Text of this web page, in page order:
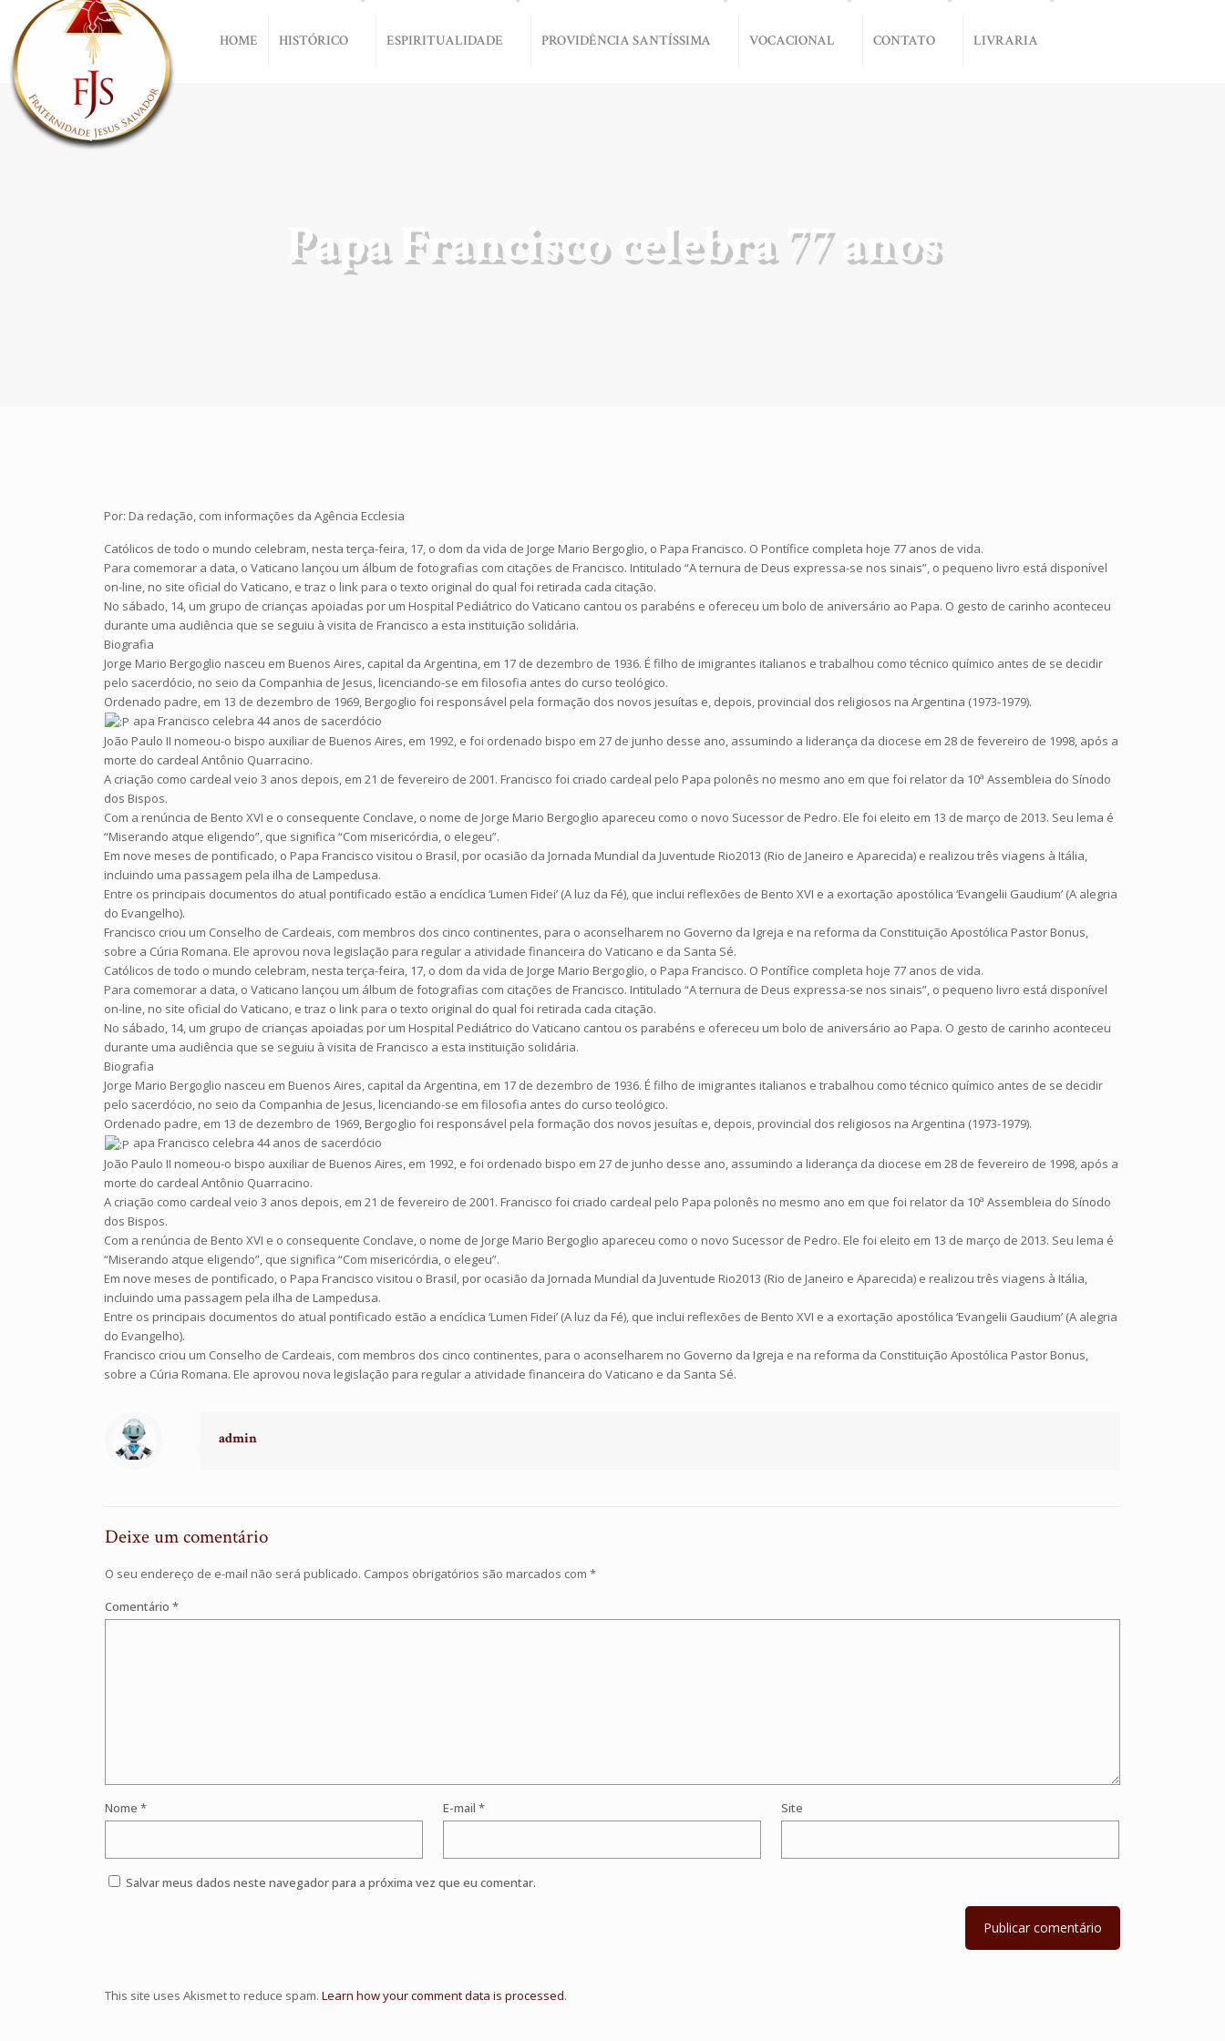
HOME HISTÓRICO ESPIRITUALIDADE PROVIDÊNCIA SANTÍSSIMA VOCACIONAL CONTATO LIVRARIA
Papa Francisco celebra 77 anos
Por: Da redação, com informações da Agência Ecclesia
Católicos de todo o mundo celebram, nesta terça-feira, 17, o dom da vida de Jorge Mario Bergoglio, o Papa Francisco. O Pontífice completa hoje 77 anos de vida.
Para comemorar a data, o Vaticano lançou um álbum de fotografias com citações de Francisco. Intitulado “A ternura de Deus expressa-se nos sinais”, o pequeno livro está disponível
on-line, no site oficial do Vaticano, e traz o link para o texto original do qual foi retirada cada citação.
No sábado, 14, um grupo de crianças apoiadas por um Hospital Pediátrico do Vaticano cantou os parabéns e ofereceu um bolo de aniversário ao Papa. O gesto de carinho aconteceu
durante uma audiência que se seguiu à visita de Francisco a esta instituição solidária.
Biografia
Jorge Mario Bergoglio nasceu em Buenos Aires, capital da Argentina, em 17 de dezembro de 1936. É filho de imigrantes italianos e trabalhou como técnico químico antes de se decidir
pelo sacerdócio, no seio da Companhia de Jesus, licenciando-se em filosofia antes do curso teológico.
Ordenado padre, em 13 de dezembro de 1969, Bergoglio foi responsável pela formação dos novos jesuítas e, depois, provincial dos religiosos na Argentina (1973-1979).
apa Francisco celebra 44 anos de sacerdócio
João Paulo II nomeou-o bispo auxiliar de Buenos Aires, em 1992, e foi ordenado bispo em 27 de junho desse ano, assumindo a liderança da diocese em 28 de fevereiro de 1998, após a
morte do cardeal Antônio Quarracino.
A criação como cardeal veio 3 anos depois, em 21 de fevereiro de 2001. Francisco foi criado cardeal pelo Papa polonês no mesmo ano em que foi relator da 10ª Assembleia do Sínodo
dos Bispos.
Com a renúncia de Bento XVI e o consequente Conclave, o nome de Jorge Mario Bergoglio apareceu como o novo Sucessor de Pedro. Ele foi eleito em 13 de março de 2013. Seu lema é
“Miserando atque eligendo”, que significa “Com misericórdia, o elegeu”.
Em nove meses de pontificado, o Papa Francisco visitou o Brasil, por ocasião da Jornada Mundial da Juventude Rio2013 (Rio de Janeiro e Aparecida) e realizou três viagens à Itália,
incluindo uma passagem pela ilha de Lampedusa.
Entre os principais documentos do atual pontificado estão a encíclica ‘Lumen Fidei’ (A luz da Fé), que inclui reflexões de Bento XVI e a exortação apostólica ‘Evangelii Gaudium’ (A alegria
do Evangelho).
Francisco criou um Conselho de Cardeais, com membros dos cinco continentes, para o aconselharem no Governo da Igreja e na reforma da Constituição Apostólica Pastor Bonus,
sobre a Cúria Romana. Ele aprovou nova legislação para regular a atividade financeira do Vaticano e da Santa Sé.
Católicos de todo o mundo celebram, nesta terça-feira, 17, o dom da vida de Jorge Mario Bergoglio, o Papa Francisco. O Pontífice completa hoje 77 anos de vida.
Para comemorar a data, o Vaticano lançou um álbum de fotografias com citações de Francisco. Intitulado “A ternura de Deus expressa-se nos sinais”, o pequeno livro está disponível
on-line, no site oficial do Vaticano, e traz o link para o texto original do qual foi retirada cada citação.
No sábado, 14, um grupo de crianças apoiadas por um Hospital Pediátrico do Vaticano cantou os parabéns e ofereceu um bolo de aniversário ao Papa. O gesto de carinho aconteceu
durante uma audiência que se seguiu à visita de Francisco a esta instituição solidária.
Biografia
Jorge Mario Bergoglio nasceu em Buenos Aires, capital da Argentina, em 17 de dezembro de 1936. É filho de imigrantes italianos e trabalhou como técnico químico antes de se decidir
pelo sacerdócio, no seio da Companhia de Jesus, licenciando-se em filosofia antes do curso teológico.
Ordenado padre, em 13 de dezembro de 1969, Bergoglio foi responsável pela formação dos novos jesuítas e, depois, provincial dos religiosos na Argentina (1973-1979).
apa Francisco celebra 44 anos de sacerdócio
João Paulo II nomeou-o bispo auxiliar de Buenos Aires, em 1992, e foi ordenado bispo em 27 de junho desse ano, assumindo a liderança da diocese em 28 de fevereiro de 1998, após a
morte do cardeal Antônio Quarracino.
A criação como cardeal veio 3 anos depois, em 21 de fevereiro de 2001. Francisco foi criado cardeal pelo Papa polonês no mesmo ano em que foi relator da 10ª Assembleia do Sínodo
dos Bispos.
Com a renúncia de Bento XVI e o consequente Conclave, o nome de Jorge Mario Bergoglio apareceu como o novo Sucessor de Pedro. Ele foi eleito em 13 de março de 2013. Seu lema é
“Miserando atque eligendo”, que significa “Com misericórdia, o elegeu”.
Em nove meses de pontificado, o Papa Francisco visitou o Brasil, por ocasião da Jornada Mundial da Juventude Rio2013 (Rio de Janeiro e Aparecida) e realizou três viagens à Itália,
incluindo uma passagem pela ilha de Lampedusa.
Entre os principais documentos do atual pontificado estão a encíclica ‘Lumen Fidei’ (A luz da Fé), que inclui reflexões de Bento XVI e a exortação apostólica ‘Evangelii Gaudium’ (A alegria
do Evangelho).
Francisco criou um Conselho de Cardeais, com membros dos cinco continentes, para o aconselharem no Governo da Igreja e na reforma da Constituição Apostólica Pastor Bonus,
sobre a Cúria Romana. Ele aprovou nova legislação para regular a atividade financeira do Vaticano e da Santa Sé.
admin
Deixe um comentário
O seu endereço de e-mail não será publicado. Campos obrigatórios são marcados com *
Comentário *
Nome * E-mail * Site
Salvar meus dados neste navegador para a próxima vez que eu comentar.
This site uses Akismet to reduce spam. Learn how your comment data is processed.